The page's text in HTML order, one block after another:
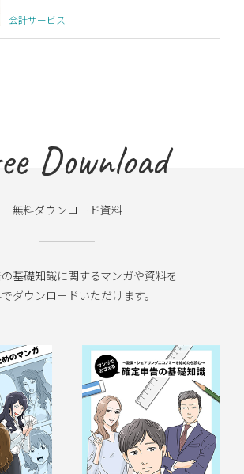
会計サービス
Download
無料ダウンロード資料
基礎知識に関するマンガや資料を
ダウンロードいただけます。